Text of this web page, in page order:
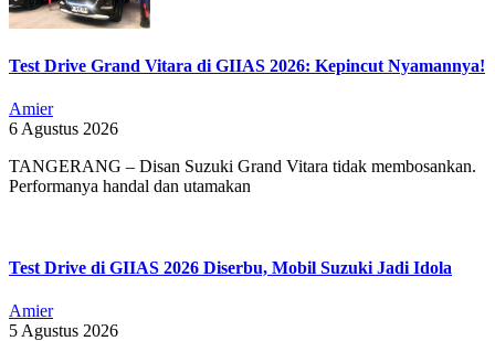
Test Drive Grand Vitara di GIIAS 2026: Kepincut Nyamannya!
Amier
6 Agustus 2026
TANGERANG – Disan Suzuki Grand Vitara tidak membosankan.
Performanya handal dan utamakan
Test Drive di GIIAS 2026 Diserbu, Mobil Suzuki Jadi Idola
Amier
5 Agustus 2026